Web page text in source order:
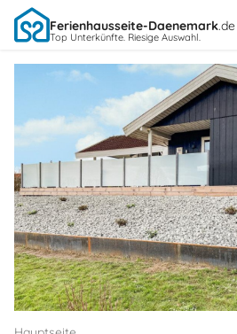
Ferienhausseite-Daenemark.de
Top Unterkünfte. Riesige Auswahl.